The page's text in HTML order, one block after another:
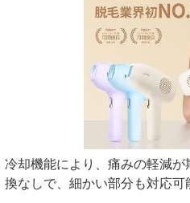
冷却機能により、痛みの軽減
換なしで、細かい部分も対応可